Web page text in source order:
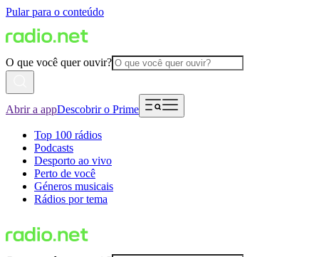
Pular para o conteúdo
O que você quer ouvir?
Abrir a appDescobrir o Prime
Top 100 rádios
Podcasts
Desporto ao vivo
Perto de você
Géneros musicais
Rádios por tema